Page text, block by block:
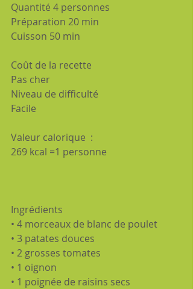
Quantité 4 personnes
Préparation 20 min
Cuisson 50 min
Coût de la recette
Pas cher
Niveau de difficulté
Facile
Valeur calorique  :
269 kcal =1 personne
Ingrédients
• 4 morceaux de blanc de poulet
• 3 patates douces
• 2 grosses tomates
• 1 oignon
• 1 poignée de raisins secs